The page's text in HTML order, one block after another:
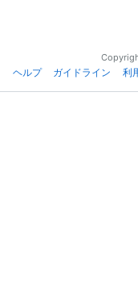
ヘルプ
ガイドライン 利